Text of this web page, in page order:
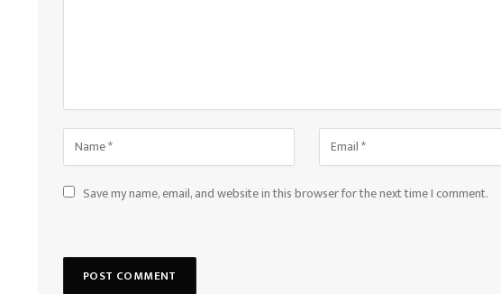
Save my name, email, and website in this browser for the next time I comment.